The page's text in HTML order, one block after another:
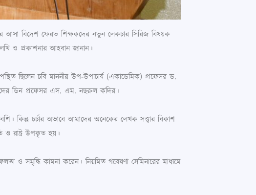
আসা বিদেশ ফেরত শিক্ষকদের নতুন লেকচার সিরিজ বিষয়ক
ও প্রকাশনার আহবান জানান।
ছিলেন চবি মাননীয় উপ-উপাচার্য (একাডেমিক) প্রফেসর ড.
ডিন প্রফেসর এস. এম. নছরুল কদির।
কিন্তু চর্চার অভাবে আমাদের অনেকের লেখক সত্ত্বার বিকাশ
ও রাষ্ট্র উপকৃত হয়।
ও সমৃদ্ধি কামনা করেন। নিয়মিত গবেষণা সেমিনারের মাধ্যমে